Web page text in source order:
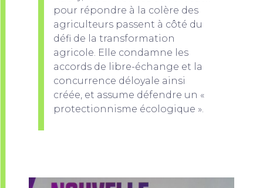
pour répondre à la colère des
agriculteurs passent à côté du
défi de la transformation
agricole. Elle condamne les
accords de libre-échange et la
concurrence déloyale ainsi
créée, et assume défendre un «
protectionnisme écologique ».